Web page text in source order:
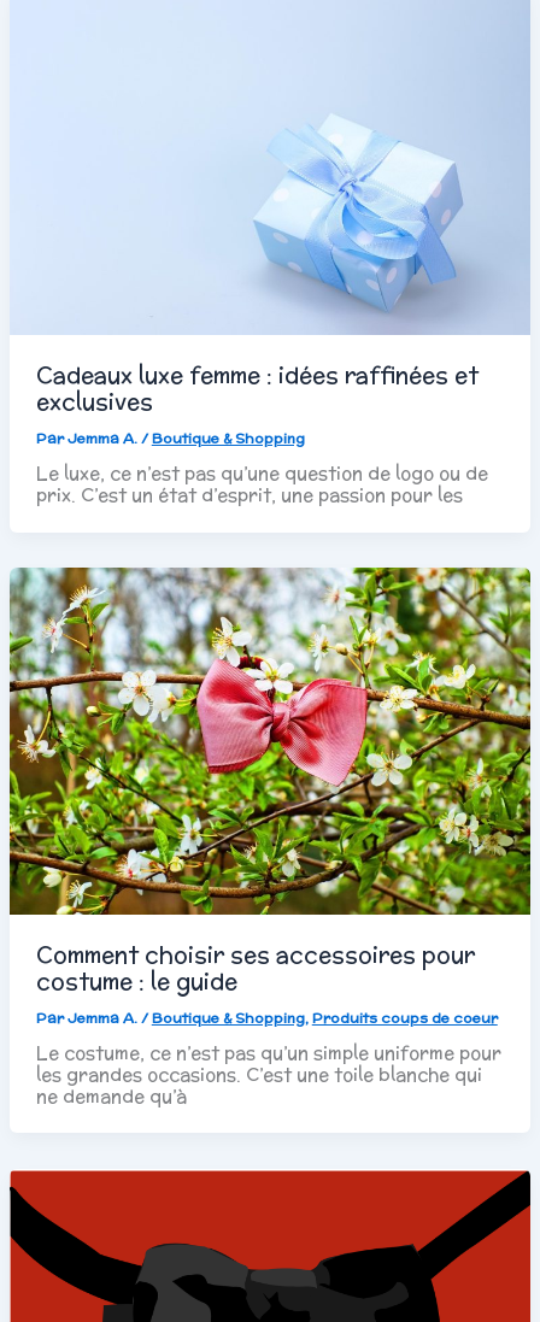
Cadeaux luxe femme : idées raffinées et
exclusives
ParJemma A./Boutique & Shopping
Le luxe, ce n’est pas qu’une question de logo ou de
prix. C’est un état d’esprit, une passion pour les
Comment choisir ses accessoires pour
costume : le guide
ParJemma A./Boutique & Shopping,Produits coups de coeur
Le costume, ce n’est pas qu’un simple uniforme pour
les grandes occasions. C’est une toile blanche qui
ne demande qu’à